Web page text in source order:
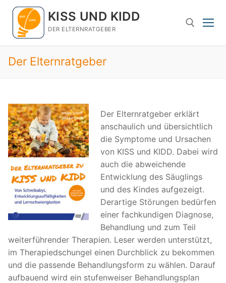
Zum
Inhalt
springen
KISS UND KIDD
DER ELTERNRATGEBER
Suchen nach:
Der Elternratgeber
Der Elternratgeber erklärt
anschaulich und übersichtlich
die Symptome und Ursachen
von KISS und KIDD. Dabei wird
auch die abweichende
Entwicklung des Säuglings
und des Kindes aufgezeigt.
Derartige Störungen bedürfen
einer fachkundigen Diagnose,
Behandlung und zum Teil
weiterführender Therapien. Leser werden unterstützt,
im Therapiedschungel einen Durchblick zu bekommen
und die passende Behandlungsform zu wählen. Darauf
aufbauend wird ein stufenweiser Behandlungsplan